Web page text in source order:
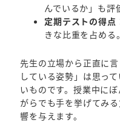
んでいるか」も評
定期テストの得点
きな比重を占める。
先生の立場から正直に
している姿勢」は思っ
いものです。授業中に
がらでも手を挙げてみ
響を与えます。